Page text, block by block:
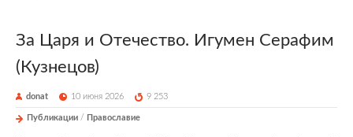
За Царя и Отечество. Игумен Серафим
(Кузнецов)
donat 10 июня 2026 9 253
Публикации / Православие